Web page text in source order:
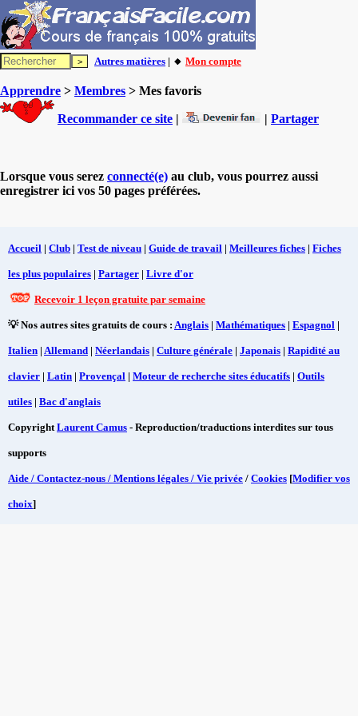
Autres matières | 🔸 Mon compte
Apprendre > Membres > Mes favoris
Recommander ce site | | Partager
Lorsque vous serez connecté(e) au club, vous pourrez aussi
enregistrer ici vos 50 pages préférées.
Accueil | Club | Test de niveau | Guide de travail | Meilleures fiches | Fiches
les plus populaires | Partager | Livre d'or
Recevoir 1 leçon gratuite par semaine
💡 Nos autres sites gratuits de cours : Anglais | Mathématiques | Espagnol |
Italien | Allemand | Néerlandais | Culture générale | Japonais | Rapidité au
clavier | Latin | Provençal | Moteur de recherche sites éducatifs | Outils
utiles | Bac d'anglais
CopyrightLaurent Camus - Reproduction/traductions interdites sur tous
supports
Aide / Contactez-nous / Mentions légales / Vie privée / Cookies [Modifier vos
choix]